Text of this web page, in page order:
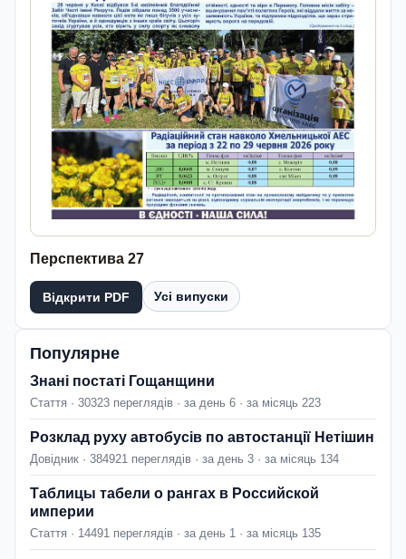
Перспектива 27
Відкрити PDF Усі випуски
Популярне
Знані постаті Гощанщини
Стаття · 30323 переглядів · за день 6 · за місяць 223
Розклад руху автобусів по автостанції Нетішин
Довідник · 384921 переглядів · за день 3 · за місяць 134
Таблицы табели о рангах в Российской
империи
Стаття · 14491 переглядів · за день 1 · за місяць 135